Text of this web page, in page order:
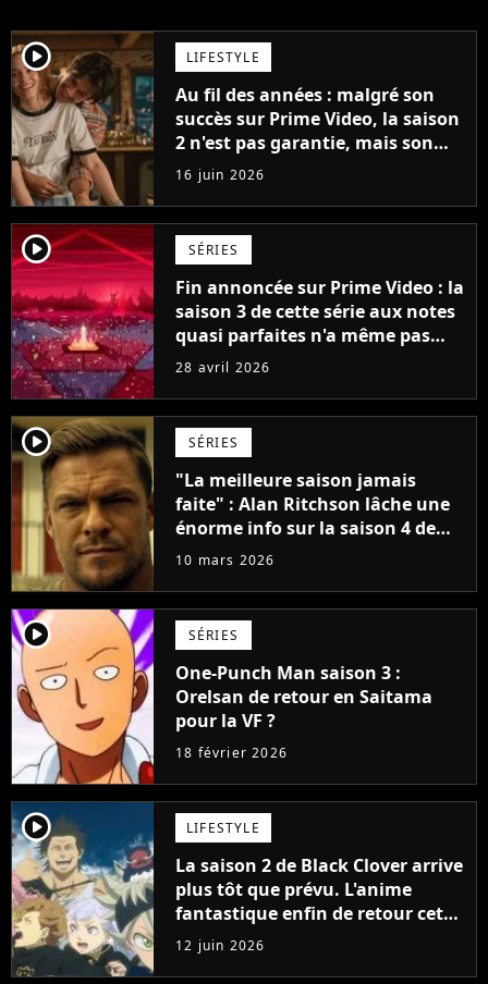
player2 LIFESTYLE
Au fil des années : malgré son
succès sur Prime Video, la saison
2 n'est pas garantie, mais son
créateur est optimiste : "Je vois
cinq saisons"
16 juin 2026
player2 SÉRIES
Fin annoncée sur Prime Video : la
saison 3 de cette série aux notes
quasi parfaites n'a même pas
encore été diffusée, mais elle se
28 avril 2026
player2 SÉRIES
"La meilleure saison jamais
faite" : Alan Ritchson lâche une
énorme info sur la saison 4 de
Reacher
10 mars 2026
player2 SÉRIES
One-Punch Man saison 3 :
Orelsan de retour en Saitama
pour la VF ?
18 février 2026
player2 LIFESTYLE
La saison 2 de Black Clover arrive
plus tôt que prévu. L'anime
fantastique enfin de retour cette
année, mais il faudra sortir de
chez soi pour assister à sa
12 juin 2026